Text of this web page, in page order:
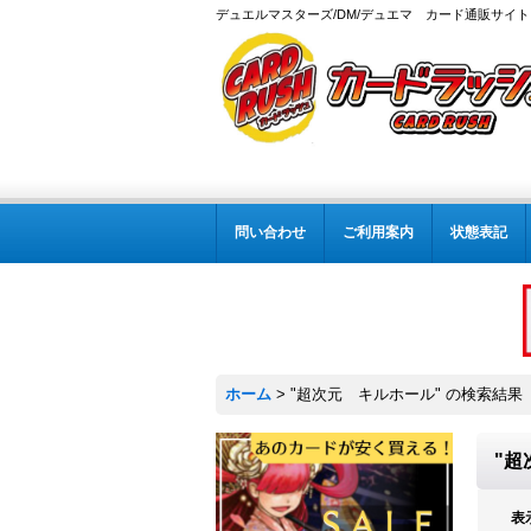
デュエルマスターズ/DM/デュエマ カード通販サイト
問い合わせ ご利用案内 状態表記
ホーム > "超次元 キルホール" の検索結果
"超
表